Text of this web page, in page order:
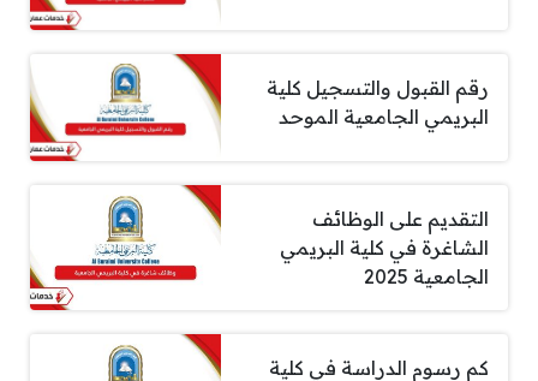
رقم القبول والتسجيل كلية
البريمي الجامعية الموحد
التقديم على الوظائف
الشاغرة في كلية البريمي
الجامعية 2025
كم رسوم الدراسة في كلية